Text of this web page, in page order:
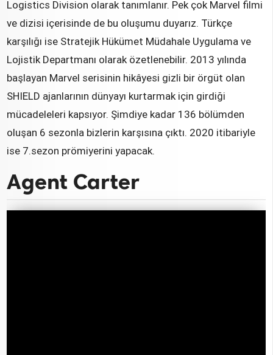
Logistics Division olarak tanımlanır. Pek çok Marvel filmi
ve dizisi içerisinde de bu oluşumu duyarız. Türkçe
karşılığı ise Stratejik Hükümet Müdahale Uygulama ve
Lojistik Departmanı olarak özetlenebilir. 2013 yılında
başlayan Marvel serisinin hikâyesi gizli bir örgüt olan
SHIELD ajanlarının dünyayı kurtarmak için girdiği
mücadeleleri kapsıyor. Şimdiye kadar 136 bölümden
oluşan 6 sezonla bizlerin karşısına çıktı. 2020 itibariyle
ise 7.sezon prömiyerini yapacak.
Agent Carter